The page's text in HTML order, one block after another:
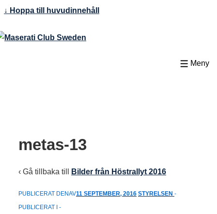
↓ Hoppa till huvudinnehåll
Meny
metas-13
‹ Gå tillbaka till Bilder från Höstrallyt 2016
PUBLICERAT DENAV11 SEPTEMBER, 2016 STYRELSEN
PUBLICERAT I